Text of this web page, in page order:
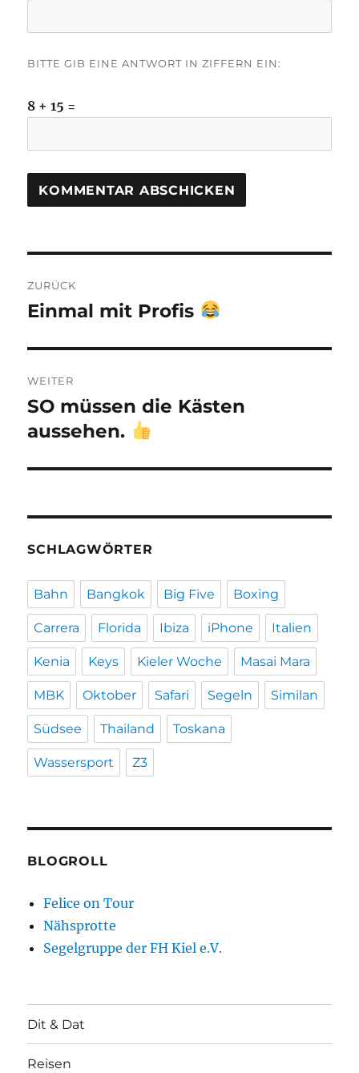
BITTE GIB EINE ANTWORT IN ZIFFERN EIN:
8 + 15 =
ZURÜCK
Vorheriger
Einmal mit Profis
WEITER
Nächster
Beitrag:
SO müssen die Kästen
aussehen.
SCHLAGWÖRTER
Bahn Bangkok Big Five Boxing
Carrera Florida Ibiza iPhone Italien
Kenia Keys Kieler Woche Masai Mara
MBK Oktober Safari Segeln Similan
Südsee Thailand Toskana
Wassersport Z3
BLOGROLL
Felice on Tour
Nähsprotte
Segelgruppe der FH Kiel e.V.
Dit & Dat
Reisen